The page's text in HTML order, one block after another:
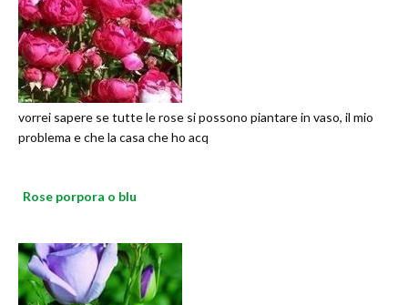
vorrei sapere se tutte le rose si possono piantare in vaso, il mio
problema e che la casa che ho acq
Rose porpora o blu